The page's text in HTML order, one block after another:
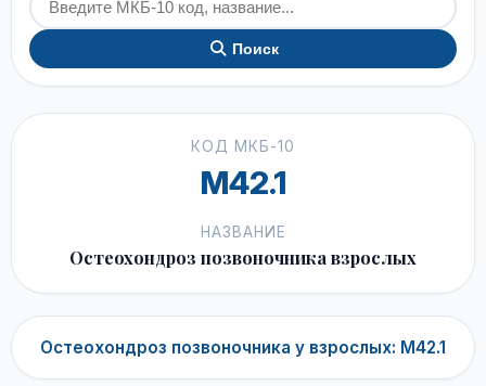
Поиск
КОД МКБ-10
M42.1
НАЗВАНИЕ
Остеохондроз позвоночника взрослых
Остеохондроз позвоночника у взрослых: M42.1